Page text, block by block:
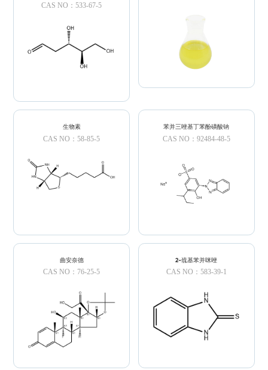
CAS NO：533-67-5
生物素
CAS NO：58-85-5
苯并三唑基丁苯酚磺酸钠
CAS NO：92484-48-5
曲安奈德
CAS NO：76-25-5
2-巯基苯并咪唑
CAS NO：583-39-1